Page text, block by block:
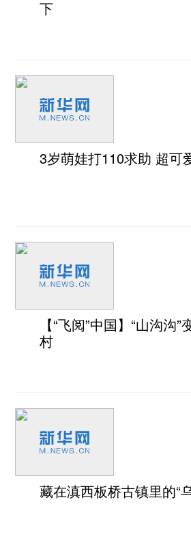
下
3岁萌娃打110求助 超可
【“飞阅”中国】“山沟沟
村
藏在滇西板桥古镇里的“